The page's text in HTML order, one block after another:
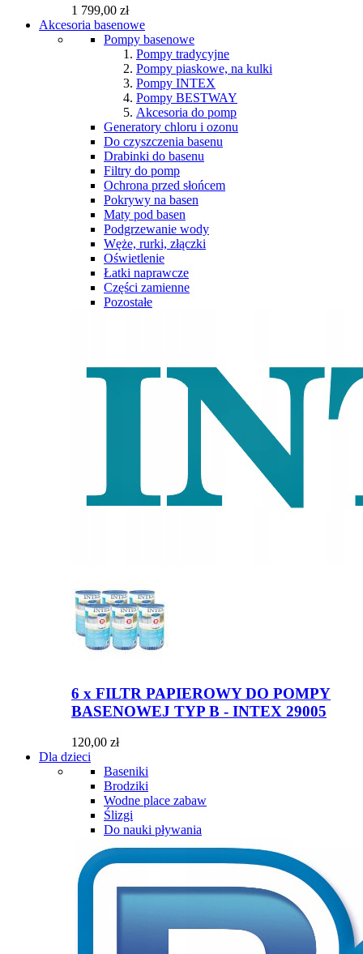
1 799,00 zł
Akcesoria basenowe
Pompy basenowe
Pompy tradycyjne
Pompy piaskowe, na kulki
Pompy INTEX
Pompy BESTWAY
Akcesoria do pomp
Generatory chloru i ozonu
Do czyszczenia basenu
Drabinki do basenu
Filtry do pomp
Ochrona przed słońcem
Pokrywy na basen
Maty pod basen
Podgrzewanie wody
Węże, rurki, złączki
Oświetlenie
Łatki naprawcze
Części zamienne
Pozostałe
6 x FILTR PAPIEROWY DO POMPY
BASENOWEJ TYP B - INTEX 29005
120,00 zł
Dla dzieci
Baseniki
Brodziki
Wodne place zabaw
Ślizgi
Do nauki pływania